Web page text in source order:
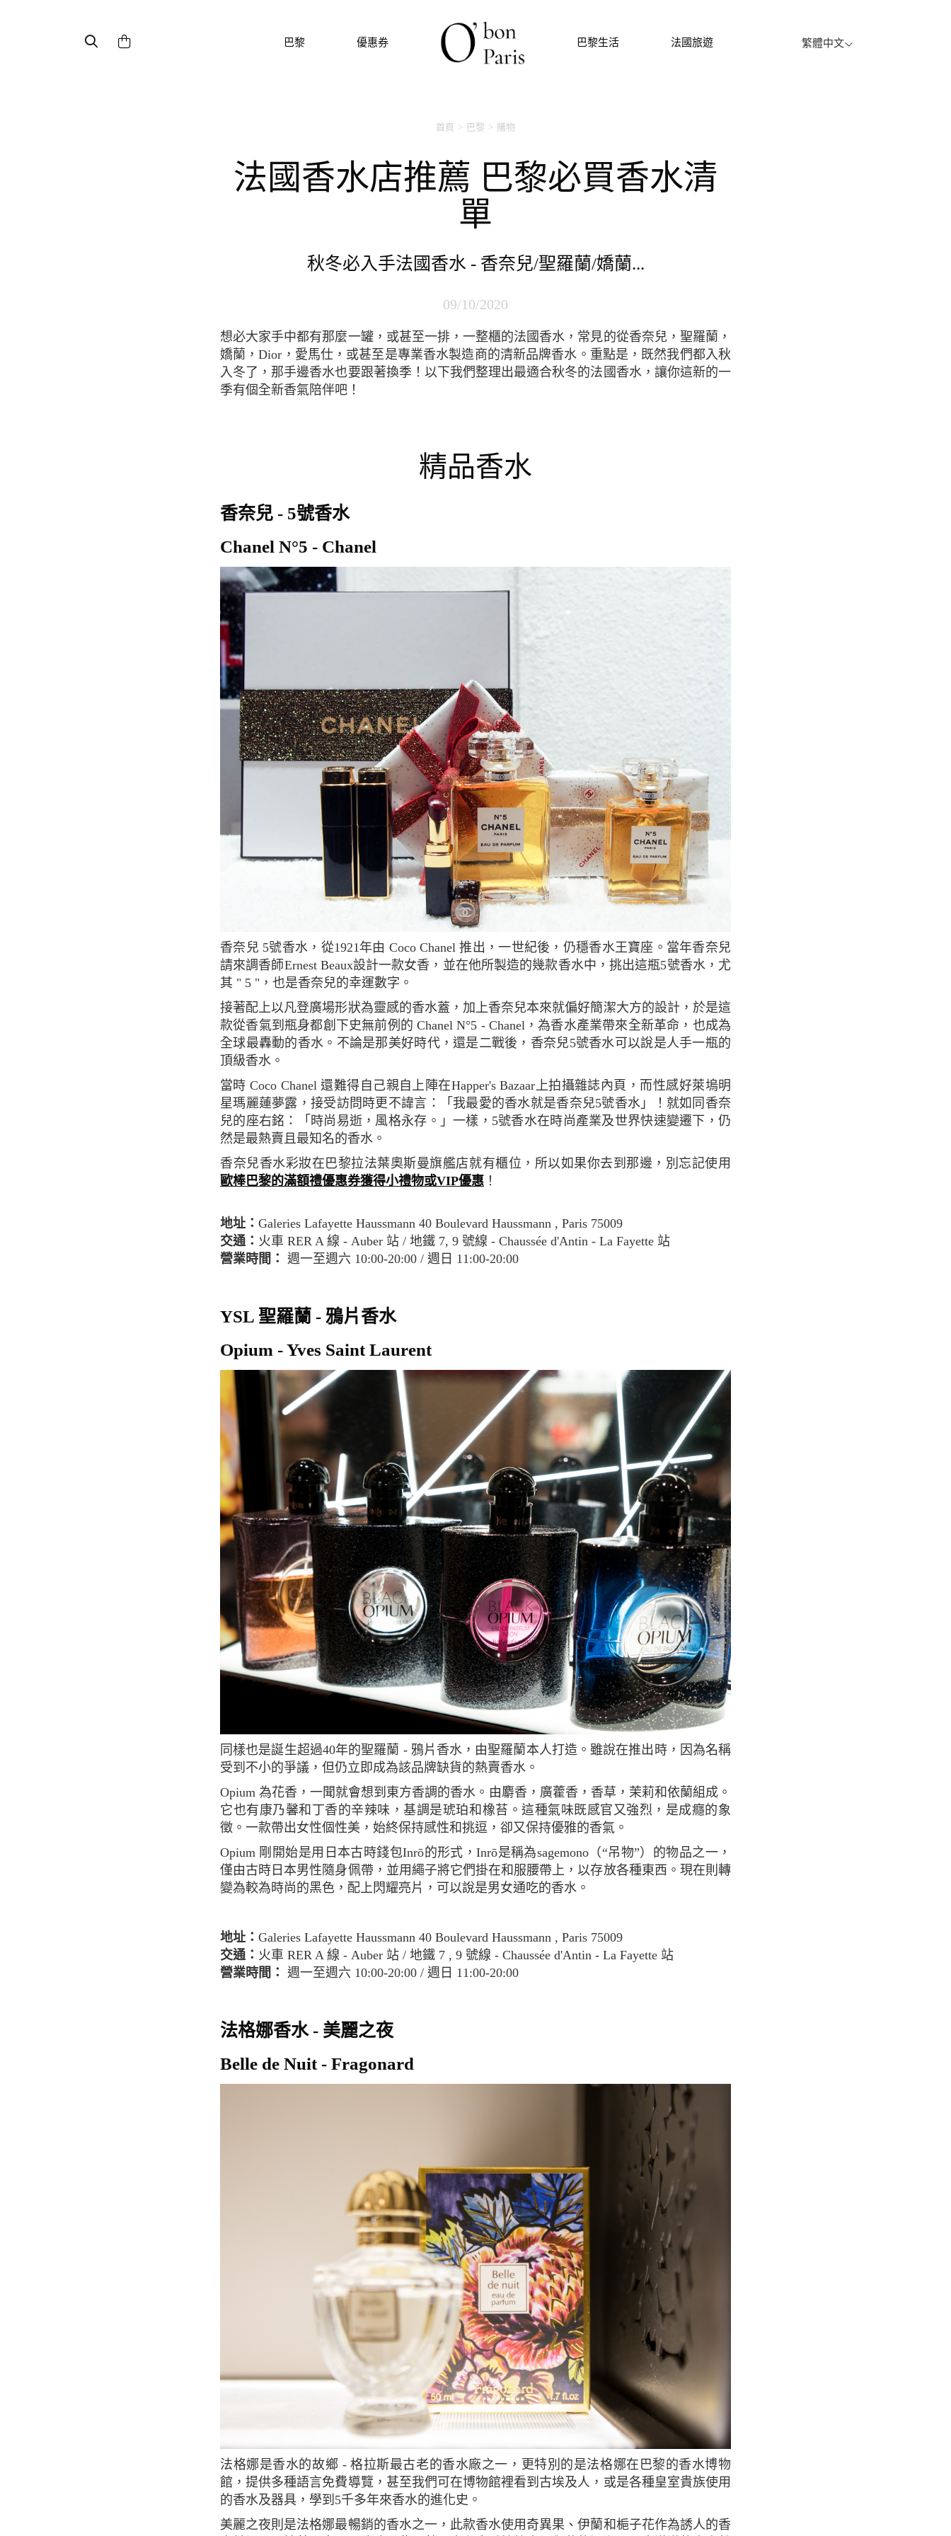
巴黎 優惠券 巴黎生活 法國旅遊 繁體中文
首頁 巴黎 購物
法國香水店推薦 巴黎必買香水清
單
秋冬必入手法國香水 - 香奈兒/聖羅蘭/嬌蘭...
09/10/2020
想必大家手中都有那麼一罐，或甚至一排，一整櫃的法國香水，常見的從香奈兒，聖羅蘭，
嬌蘭，Dior，愛馬仕，或甚至是專業香水製造商的清新品牌香水。重點是，既然我們都入秋
入冬了，那手邊香水也要跟著換季！以下我們整理出最適合秋冬的法國香水，讓你這新的一
季有個全新香氣陪伴吧！
精品香水
香奈兒 - 5號香水
Chanel N°5 - Chanel
香奈兒 5號香水，從1921年由 Coco Chanel 推出，一世紀後，仍穩香水王寶座。當年香奈兒
請來調香師Ernest Beaux設計一款女香，並在他所製造的幾款香水中，挑出這瓶5號香水，尤
其 " 5 "，也是香奈兒的幸運數字。
接著配上以凡登廣場形狀為靈感的香水蓋，加上香奈兒本來就偏好簡潔大方的設計，於是這
款從香氣到瓶身都創下史無前例的 Chanel N°5 - Chanel，為香水產業帶來全新革命，也成為
全球最轟動的香水。不論是那美好時代，還是二戰後，香奈兒5號香水可以說是人手一瓶的
頂級香水。
當時 Coco Chanel 還難得自己親自上陣在Happer's Bazaar上拍攝雜誌內頁，而性感好萊塢明
星瑪麗蓮夢露，接受訪問時更不諱言：「我最愛的香水就是香奈兒5號香水」！就如同香奈
兒的座右銘：「時尚易逝，風格永存。」一樣，5號香水在時尚產業及世界快速變遷下，仍
然是最熱賣且最知名的香水。
香奈兒香水彩妝在巴黎拉法葉奧斯曼旗艦店就有櫃位，所以如果你去到那邊，別忘記使用
歐棒巴黎的滿額禮優惠券獲得小禮物或VIP優惠 ！
地址： Galeries Lafayette Haussmann 40 Boulevard Haussmann , Paris 75009
交通： 火車 RER A 線 - Auber 站 / 地鐵 7, 9 號線 - Chaussée d'Antin - La Fayette 站
營業時間： 週一至週六 10:00-20:00 / 週日 11:00-20:00
YSL 聖羅蘭 - 鴉片香水
Opium - Yves Saint Laurent
同樣也是誕生超過40年的聖羅蘭 - 鴉片香水，由聖羅蘭本人打造。雖說在推出時，因為名稱
受到不小的爭議，但仍立即成為該品牌缺貨的熱賣香水。
Opium 為花香，一聞就會想到東方香調的香水。由麝香，廣藿香，香草，茉莉和依蘭組成。
它也有康乃馨和丁香的辛辣味，基調是琥珀和橡苔。這種氣味既感官又強烈，是成癮的象
徵。一款帶出女性個性美，始終保持感性和挑逗，卻又保持優雅的香氣。
Opium 剛開始是用日本古時錢包Inrō的形式，Inrō是稱為sagemono（“吊物”）的物品之一，
僅由古時日本男性隨身佩帶，並用繩子將它們掛在和服腰帶上，以存放各種東西。現在則轉
變為較為時尚的黑色，配上閃耀亮片，可以說是男女通吃的香水。
地址： Galeries Lafayette Haussmann 40 Boulevard Haussmann , Paris 75009
交通： 火車 RER A 線 - Auber 站 / 地鐵 7 , 9 號線 - Chaussée d'Antin - La Fayette 站
營業時間： 週一至週六 10:00-20:00 / 週日 11:00-20:00
法格娜香水 - 美麗之夜
Belle de Nuit - Fragonard
法格娜是香水的故鄉 - 格拉斯最古老的香水廠之一，更特別的是法格娜在巴黎的香水博物
館，提供多種語言免費導覽，甚至我們可在博物館裡看到古埃及人，或是各種皇室貴族使用
的香水及器具，學到5千多年來香水的進化史。
美麗之夜則是法格娜最暢銷的香水之一，此款香水使用奇異果、伊蘭和梔子花作為誘人的香